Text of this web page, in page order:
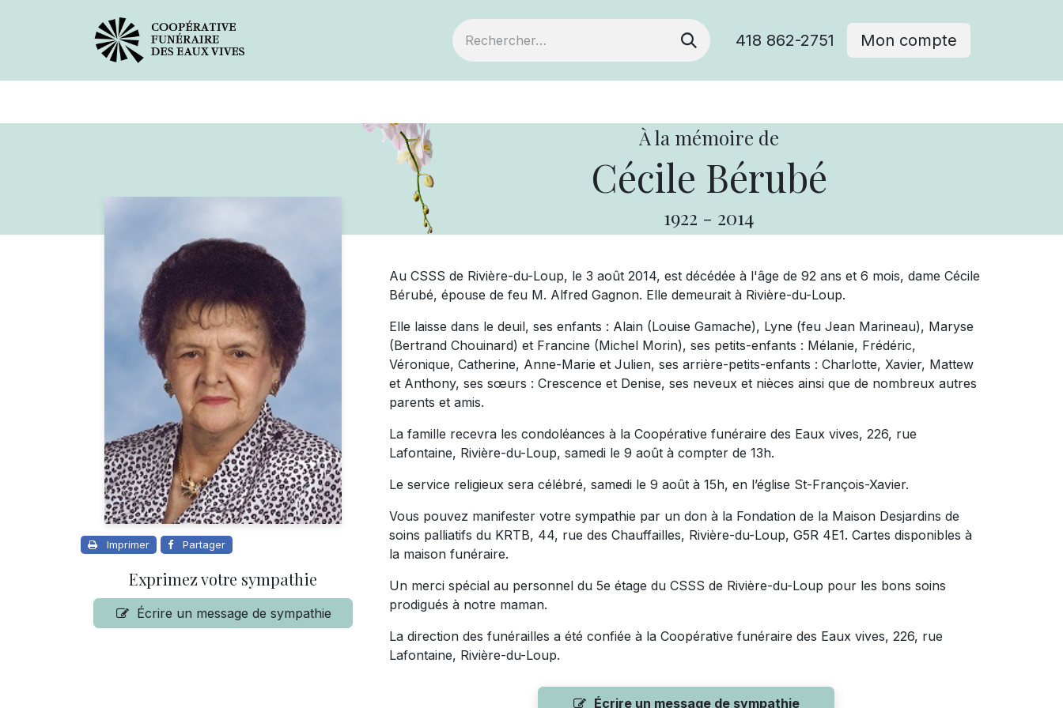
418 862-2751 Mon compte
À la mémoire de
Cécile Bérubé
1922 - 2014
Imprimer Partager
Exprimez votre sympathie
Écrire un message de sympathie
Au CSSS de Rivière-du-Loup, le 3 août 2014, est décédée à l'âge de 92 ans et 6 mois, dame Cécile
Bérubé, épouse de feu M. Alfred Gagnon. Elle demeurait à Rivière-du-Loup.
Elle laisse dans le deuil, ses enfants : Alain (Louise Gamache), Lyne (feu Jean Marineau), Maryse
(Bertrand Chouinard) et Francine (Michel Morin), ses petits-enfants : Mélanie, Frédéric,
Véronique, Catherine, Anne-Marie et Julien, ses arrière-petits-enfants : Charlotte, Xavier, Mattew
et Anthony, ses sœurs : Crescence et Denise, ses neveux et nièces ainsi que de nombreux autres
parents et amis.
La famille recevra les condoléances à la Coopérative funéraire des Eaux vives, 226, rue
Lafontaine, Rivière-du-Loup, samedi le 9 août à compter de 13h.
Le service religieux sera célébré, samedi le 9 août à 15h, en l’église St-François-Xavier.
Vous pouvez manifester votre sympathie par un don à la Fondation de la Maison Desjardins de
soins palliatifs du KRTB, 44, rue des Chauffailles, Rivière-du-Loup, G5R 4E1. Cartes disponibles à
la maison funéraire.
Un merci spécial au personnel du 5e étage du CSSS de Rivière-du-Loup pour les bons soins
prodigués à notre maman.
La direction des funérailles a été confiée à la Coopérative funéraire des Eaux vives, 226, rue
Lafontaine, Rivière-du-Loup.
Écrire un message de sympathie